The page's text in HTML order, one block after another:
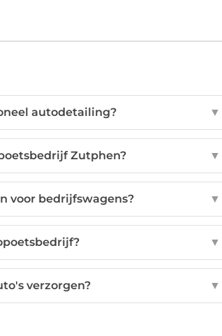
autodetailing? ▼
Zutphen? ▼
voor bedrijfswagens? ▼
▼
verzorgen? ▼